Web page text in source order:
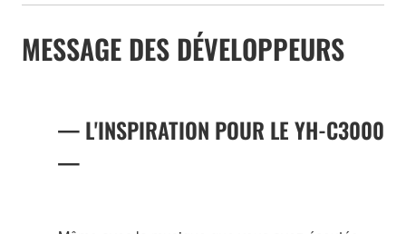
MESSAGE DES DÉVELOPPEURS
— L'INSPIRATION POUR LE YH-C3000
—